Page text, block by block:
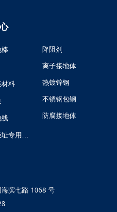
滨七路 1068 号
棒
材料
线
换流站极址专用煅烧石油焦炭
降阻剂
离子接地体
热镀锌钢
不锈钢包钢
防腐接地体